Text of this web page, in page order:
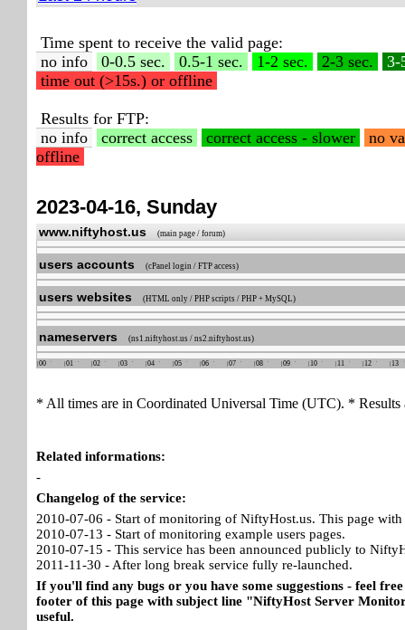
Time spent to receive the valid page:
no info
0-0.5 sec. 0.5-1 sec. 1-2 sec. 2-3 sec.
3-
time out (>15s.) or offline
Results for FTP:
no info
correct access correct access - slower
no
offline
2023-04-16, Sunday
www.niftyhost.us (main page / forum)
users accounts (cPanel login / FTP access)
users websites (HTML only / PHP scripts / PHP + MySQL)
nameservers (ns1.niftyhost.us / ns2.niftyhost.us)
00 01 02 03 04 05 06 07 08 09 10 11 12 13
* All times are in Coordinated Universal Time (UTC). * Results
Related informations:
-
Changelog of the service:
2010-07-06 - Start of monitoring of NiftyHost.us. This page
2010-07-13 - Start of monitoring example users pages.
2010-07-15 - This service has been announced publicly to
2011-11-30 - After long break service fully re-launched.
If you'll find any bugs or you have some suggestions - feel
footer of this page with subject line "NiftyHost Server
useful.